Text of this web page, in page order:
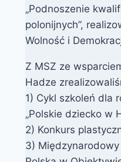
„Podnoszenie
polonijnych”,
Wolność i
Z MSZ ze
Hadze
1) Cykl szkoleń dla
„Polskie dziecko w
2) Konkurs
3)